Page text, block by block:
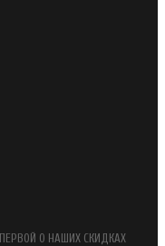
О НАШИХ СКИДКАХ